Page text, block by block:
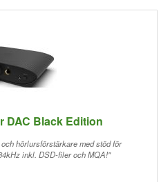
DAC Black Edition
hörlursförstärkare med stöd för
inkl. DSD-filer och MQA!"